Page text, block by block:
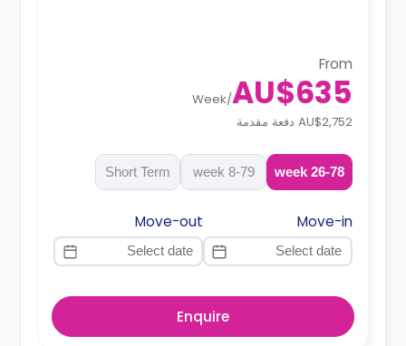
From
AU$635
/
Week
AU$2,752 دفعة مقدمة
26-78 week
8-79 week
Short Term
Move-in
Move-out
Enquire